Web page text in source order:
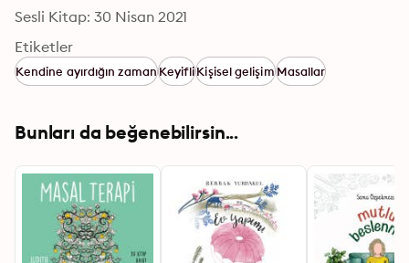
Sesli Kitap: 30 Nisan 2021
Etiketler
Kendine ayırdığın zamanKeyifliKişisel gelişimMasallar
Bunları da beğenebilirsin...